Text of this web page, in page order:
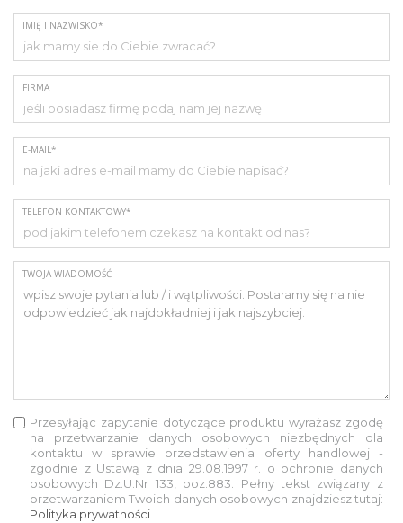
IMIĘ I NAZWISKO*
FIRMA
E-MAIL*
TELEFON KONTAKTOWY*
TWOJA WIADOMOŚĆ
Przesyłając zapytanie dotyczące produktu wyrażasz zgodę
na przetwarzanie danych osobowych niezbędnych dla
kontaktu w sprawie przedstawienia oferty handlowej -
zgodnie z Ustawą z dnia 29.08.1997 r. o ochronie danych
osobowych Dz.U.Nr 133, poz.883. Pełny tekst związany z
przetwarzaniem Twoich danych osobowych znajdziesz tutaj:
Polityka prywatności